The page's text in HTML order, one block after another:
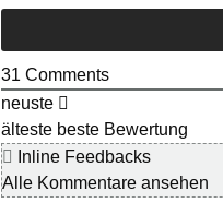
31 Comments
neuste
älteste beste Bewertung
Inline Feedbacks
Alle Kommentare ansehen